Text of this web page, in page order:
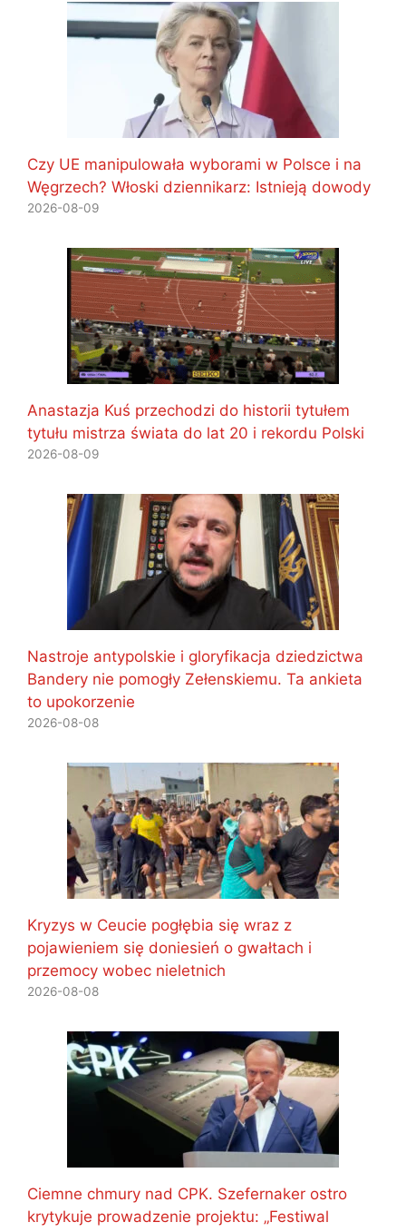
Czy UE manipulowała wyborami w Polsce i na
Węgrzech? Włoski dziennikarz: Istnieją dowody
2026-08-09
Anastazja Kuś przechodzi do historii tytułem
tytułu mistrza świata do lat 20 i rekordu Polski
2026-08-09
Nastroje antypolskie i gloryfikacja dziedzictwa
Bandery nie pomogły Zełenskiemu. Ta ankieta
to upokorzenie
2026-08-08
Kryzys w Ceucie pogłębia się wraz z
pojawieniem się doniesień o gwałtach i
przemocy wobec nieletnich
2026-08-08
Ciemne chmury nad CPK. Szefernaker ostro
krytykuje prowadzenie projektu: „Festiwal